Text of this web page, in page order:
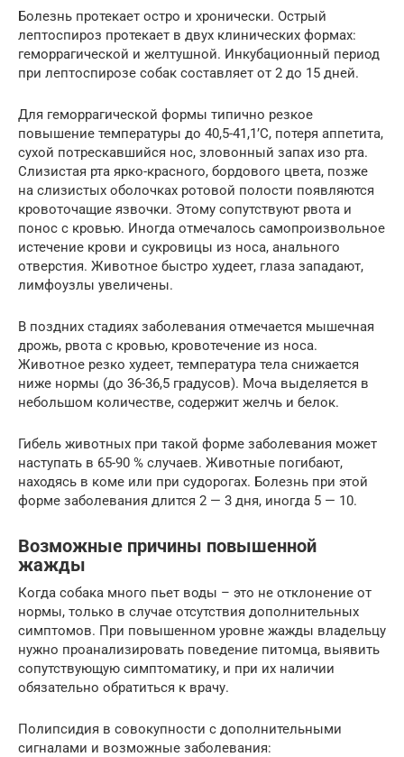
Болезнь протекает остро и хронически. Острый
лептоспироз протекает в двух клинических формах:
геморрагической и желтушной. Инкубационный период
при лептоспирозе собак составляет от 2 до 15 дней.
Для геморрагической формы типично резкое
повышение температуры до 40,5-41,1’С, потеря аппетита,
сухой потрескавшийся нос, зловонный запах изо рта.
Слизистая рта ярко-красного, бордового цвета, позже
на слизистых оболочках ротовой полости появляются
кровоточащие язвочки. Этому сопутствуют рвота и
понос с кровью. Иногда отмечалось самопроизвольное
истечение крови и сукровицы из носа, анального
отверстия. Животное быстро худеет, глаза западают,
лимфоузлы увеличены.
В поздних стадиях заболевания отмечается мышечная
дрожь, рвота с кровью, кровотечение из носа.
Животное резко худеет, температура тела снижается
ниже нормы (до 36-36,5 градусов). Моча выделяется в
небольшом количестве, содержит желчь и белок.
Гибель животных при такой форме заболевания может
наступать в 65-90 % случаев. Животные погибают,
находясь в коме или при судорогах. Болезнь при этой
форме заболевания длится 2 — 3 дня, иногда 5 — 10.
Возможные причины повышенной
жажды
Когда собака много пьет воды – это не отклонение от
нормы, только в случае отсутствия дополнительных
симптомов. При повышенном уровне жажды владельцу
нужно проанализировать поведение питомца, выявить
сопутствующую симптоматику, и при их наличии
обязательно обратиться к врачу.
Полипсидия в совокупности с дополнительными
сигналами и возможные заболевания: